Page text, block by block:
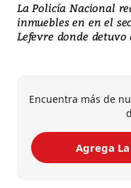
La Policía Nacional
inmuebles en en el
Lefevre donde detuvo
Encuentra más de
Agrega